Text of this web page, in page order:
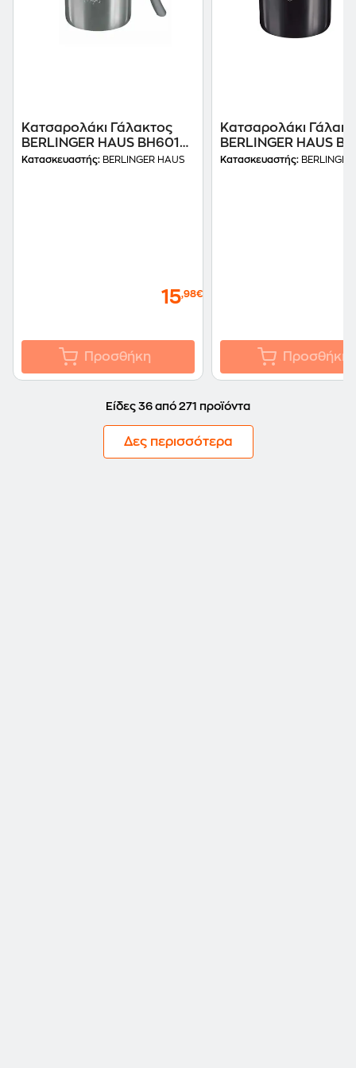
Κατσαρολάκι Γάλακτος
BERLINGER HAUS BH6016
12 cm 1.2 L Μαύρο/Γκρι
Κατασκευαστής: BERLINGER HAUS
15,98€
Προσθήκη
Κατσαρολάκι
BERLINGER HAUS
12 cm 1.2 L Ανθρακί
Κατασκευαστής:
Προσθήκη
Είδες 36 από 271 προϊόντα
Δες περισσότερα